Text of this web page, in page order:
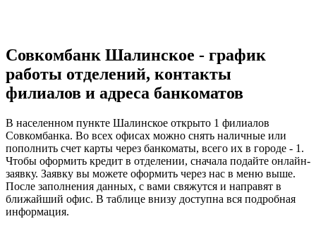
Совкомбанк Шалинское - график
работы отделений, контакты
филиалов и адреса банкоматов
В населенном пункте Шалинское открыто 1 филиалов
Совкомбанка. Во всех офисах можно снять наличные или
пополнить счет карты через банкоматы, всего их в городе - 1.
Чтобы оформить кредит в отделении, сначала подайте онлайн-
заявку. Заявку вы можете оформить через нас в меню выше.
После заполнения данных, с вами свяжутся и направят в
ближайший офис. В таблице внизу доступна вся подробная
информация.